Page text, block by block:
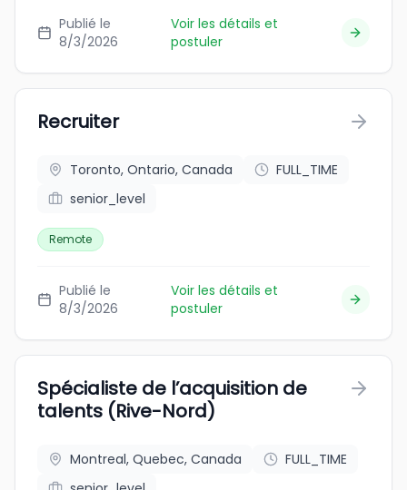
Publié le
8/3/2026
Voir les détails et
postuler
Recruiter
Toronto, Ontario, Canada
FULL_TIME
senior_level
Remote
Publié le
8/3/2026
Voir les détails et
postuler
Spécialiste de l’acquisition de
talents (Rive-Nord)
Montreal, Quebec, Canada
FULL_TIME